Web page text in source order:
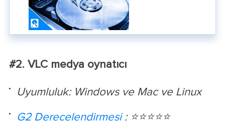
#2. VLC medya oynatıcı
Uyumluluk: Windows ve Mac ve Linux
G2 Derecelendirmesi: ⭐⭐⭐⭐⭐